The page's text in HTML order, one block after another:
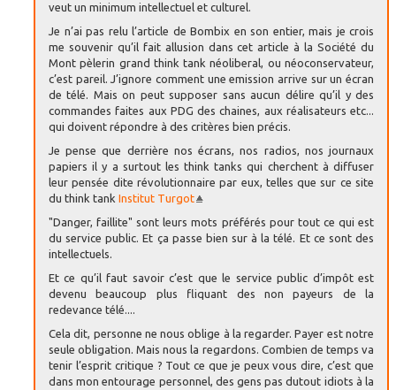
veut un minimum intellectuel et culturel.
Je n’ai pas relu l’article de Bombix en son entier, mais je crois
me souvenir qu’il fait allusion dans cet article à la Société du
Mont pèlerin grand think tank néoliberal, ou néoconservateur,
c’est pareil. J’ignore comment une emission arrive sur un écran
de télé. Mais on peut supposer sans aucun délire qu’il y des
commandes faites aux PDG des chaines, aux réalisateurs etc...
qui doivent répondre à des critères bien précis.
Je pense que derrière nos écrans, nos radios, nos journaux
papiers il y a surtout les think tanks qui cherchent à diffuser
leur pensée dite révolutionnaire par eux, telles que sur ce site
du think tank Institut Turgot
"Danger, faillite" sont leurs mots préférés pour tout ce qui est
du service public. Et ça passe bien sur à la télé. Et ce sont des
intellectuels.
Et ce qu’il faut savoir c’est que le service public d’impôt est
devenu beaucoup plus fliquant des non payeurs de la
redevance télé....
Cela dit, personne ne nous oblige à la regarder. Payer est notre
seule obligation. Mais nous la regardons. Combien de temps va
tenir l’esprit critique ? Tout ce que je peux vous dire, c’est que
dans mon entourage personnel, des gens pas dutout idiots à la